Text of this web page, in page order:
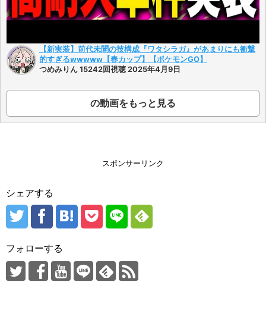
【新実装】前代未聞の技構成『ワタシラガ』があまりにも衝撃
的すぎるwwwww【春カップ】【ポケモンGO】
つめみりん 15242回視聴 2025年4月9日
の動画をもっと見る
スポンサーリンク
シェアする
フォローする